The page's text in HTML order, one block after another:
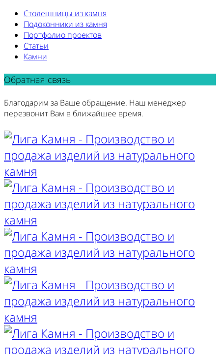
Столешницы из камня
Подоконники из камня
Портфолио проектов
Статьи
Камни
Обратная связь
Благодарим за Ваше обращение. Наш менеджер
перезвонит Вам в ближайшее время.